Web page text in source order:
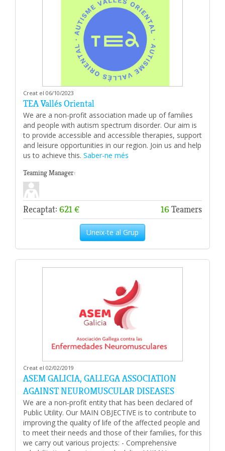
Creat el 06/10/2023
TEA Vallés Oriental
We are a non-profit association made up of families
and people with autism spectrum disorder. Our aim is
to provide accessible and accessible therapies, support
and leisure opportunities in our region. Join us and help
us to achieve this. Saber-ne més
Teaming Manager:
Recaptat: 621 € 16Teamers
Uneix-te al Grup
Creat el 02/02/2019
ASEM GALICIA, GALLEGA ASSOCIATION
AGAINST NEUROMUSCULAR DISEASES
We are a non-profit entity that has been declared of
Public Utility. Our MAIN OBJECTIVE is to contribute to
improving the quality of life of the affected people and
to meet their needs and those of their families, for this
we carry out various projects: - Comprehensive